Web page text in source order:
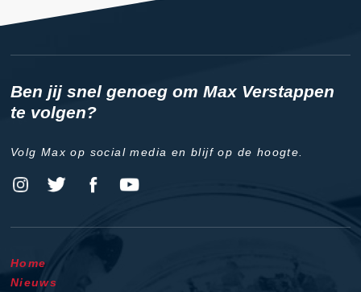
Ben jij snel genoeg om Max Verstappen
te volgen?
Volg Max op social media en blijf op de hoogte.
Home
Nieuws